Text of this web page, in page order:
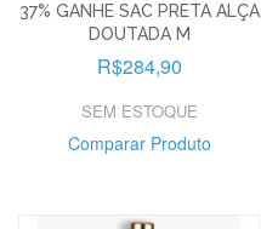
37% GANHE SAC PRETA ALÇA
DOUTADA M
R$284,90
SEM ESTOQUE
Comparar Produto